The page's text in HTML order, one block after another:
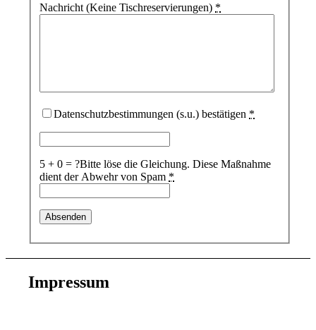
Nachricht (Keine Tischreservierungen) *
Datenschutzbestimmungen (s.u.) bestätigen *
5 + 0 = ?Bitte löse die Gleichung. Diese Maßnahme
dient der Abwehr von Spam *
Impressum